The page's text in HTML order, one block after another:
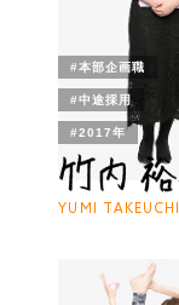
YUMI TAKEUCHI
#本部企画職
#中途採用
#2017年